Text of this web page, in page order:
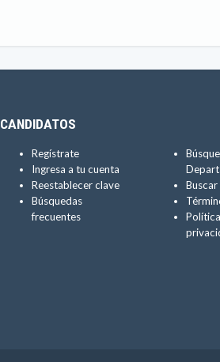
CANDIDATOS
Regístrate
Ingresa a tu cuenta
Reestablecer clave
Búsquedas
frecuentes